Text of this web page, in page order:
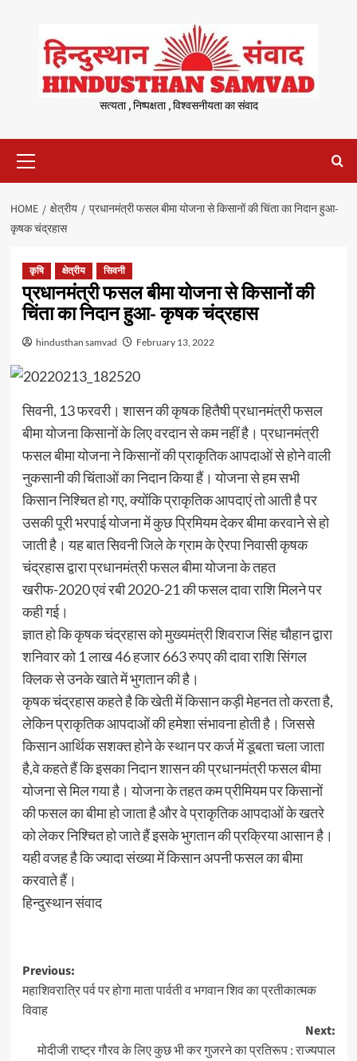
content
सत्यता , निष्पक्षता , विश्वसनीयता का संवाद
Menu
HOME क्षेत्रीय
प्रधानमंत्री फसल बीमा योजना से किसानों की चिंता का निदान हुआ-
कृषक चंद्रहास
कृषि क्षेत्रीय सिवनी
प्रधानमंत्री फसल बीमा योजना से किसानों की
चिंता का निदान हुआ- कृषक चंद्रहास
hindusthan samvad February 13, 2022
सिवनी, 13 फरवरी। शासन की कृषक हितैषी प्रधानमंत्री फसल
बीमा योजना किसानों के लिए वरदान से कम नहीं है। प्रधानमंत्री
फसल बीमा योजना ने किसानों की प्राकृतिक आपदाओं से होने वाली
नुकसानी की चिंताओं का निदान किया हैं। योजना से हम सभी
किसान निश्चित हो गए, क्योंकि प्राकृतिक आपदाएं तो आती है पर
उसकी पूरी भरपाई योजना में कुछ प्रिमियम देकर बीमा करवाने से हो
जाती है। यह बात सिवनी जिले के ग्राम के ऐरपा निवासी कृषक
चंद्रहास द्वारा प्रधानमंत्री फसल बीमा योजना के तहत
खरीफ-2020 एवं रबी 2020-21 की फसल दावा राशि मिलने पर
कही गई।
ज्ञात हो कि कृषक चंद्रहास को मुख्यमंत्री शिवराज सिंह चौहान द्वारा
शनिवार को 1 लाख 46 हजार 663 रुपए की दावा राशि सिंगल
क्लिक से उनके खाते में भुगतान की है।
कृषक चंद्रहास कहते है कि खेती में किसान कड़ी मेहनत तो करता है,
लेकिन प्राकृतिक आपदाओं की हमेशा संभावना होती है। जिससे
किसान आर्थिक सशक्त होने के स्थान पर कर्ज में डूबता चला जाता
है,वे कहते हैं कि इसका निदान शासन की प्रधानमंत्री फसल बीमा
योजना से मिल गया है। योजना के तहत कम प्रीमियम पर किसानों
की फसल का बीमा हो जाता है और वे प्राकृतिक आपदाओं के खतरे
को लेकर निश्चित हो जाते हैं इसके भुगतान की प्रक्रिया आसान है।
यही वजह है कि ज्यादा संख्या में किसान अपनी फसल का बीमा
करवाते हैं।
हिन्दुस्थान संवाद
Post
navigation
Previous:
महाशिवरात्रि पर्व पर होगा माता पार्वती व भगवान शिव का प्रतीकात्मक
विवाह
Next:
मोदीजी राष्ट्र गौरव के लिए कुछ भी कर गुजरने का प्रतिरूप : राज्यपाल